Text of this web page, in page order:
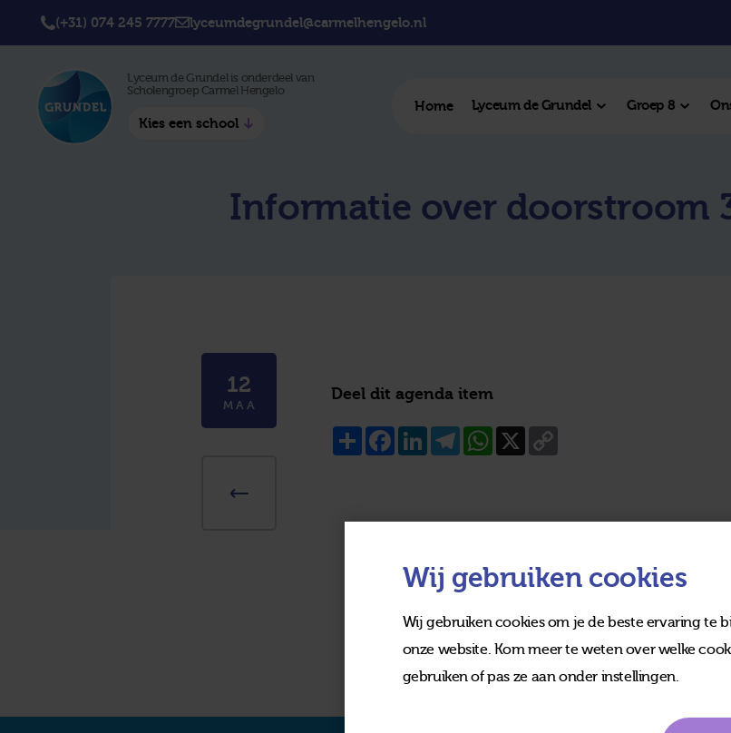
(+31) 074 245 7777 lyceumdegrundel@carmelhengelo.nl
Lyceum de Grundel is onderdeel van
Scholengroep Carmel Hengelo
Kies een school
Borne
Home Lyceum de Grundel Groep 8
Informatie over doorstroom
12
MAA
Deel dit agenda item
ShareFacebookLinkedInTelegramWhatsApp
Wij gebruiken cookies
Wij gebruiken cookies om je de beste ervaring te
onze website. Kom meer te weten over welke
gebruiken of pas ze aan onder instellingen.